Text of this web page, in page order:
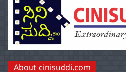
About cinisuddi.com